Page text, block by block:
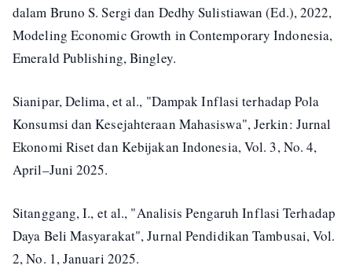
dalam Bruno S. Sergi dan Dedhy Sulistiawan (Ed.), 2022,
Modeling Economic Growth in Contemporary Indonesia,
Emerald Publishing, Bingley.
Sianipar, Delima, et al., "Dampak Inflasi terhadap Pola
Konsumsi dan Kesejahteraan Mahasiswa", Jerkin: Jurnal
Ekonomi Riset dan Kebijakan Indonesia, Vol. 3, No. 4,
April–Juni 2025.
Sitanggang, I., et al., "Analisis Pengaruh Inflasi Terhadap
Daya Beli Masyarakat", Jurnal Pendidikan Tambusai, Vol.
2, No. 1, Januari 2025.